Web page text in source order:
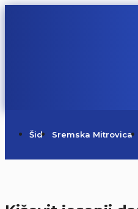
Šid Sremska Mitrovica